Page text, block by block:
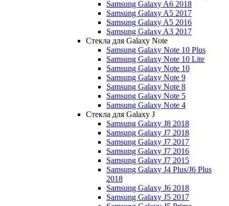
Samsung Galaxy A6 2018
Samsung Galaxy A5 2017
Samsung Galaxy A5 2016
Samsung Galaxy A3 2017
Стекла для Galaxy Note
Samsung Galaxy Note 10 Plus
Samsung Galaxy Note 10 Lite
Samsung Galaxy Note 10
Samsung Galaxy Note 9
Samsung Galaxy Note 8
Samsung Galaxy Note 5
Samsung Galaxy Note 4
Стекла для Galaxy J
Samsung Galaxy J8 2018
Samsung Galaxy J7 2018
Samsung Galaxy J7 2017
Samsung Galaxy J7 2016
Samsung Galaxy J7 2015
Samsung Galaxy J4 Plus/J6 Plus
2018
Samsung Galaxy J6 2018
Samsung Galaxy J5 2017